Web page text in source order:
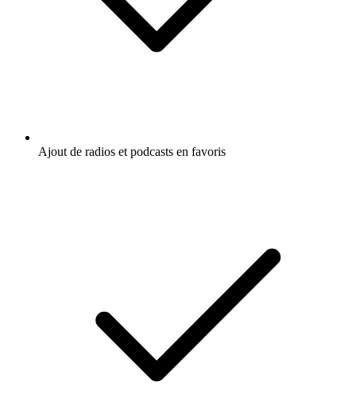
Ajout de radios et podcasts en favoris